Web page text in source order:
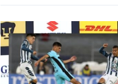
no
quiere
ceder
Matute
para